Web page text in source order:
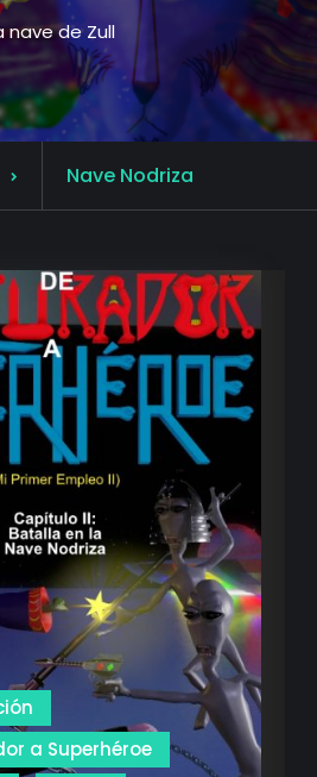
nave de Zull
Posts
tagged
Nave Nodriza
a Superhéroe